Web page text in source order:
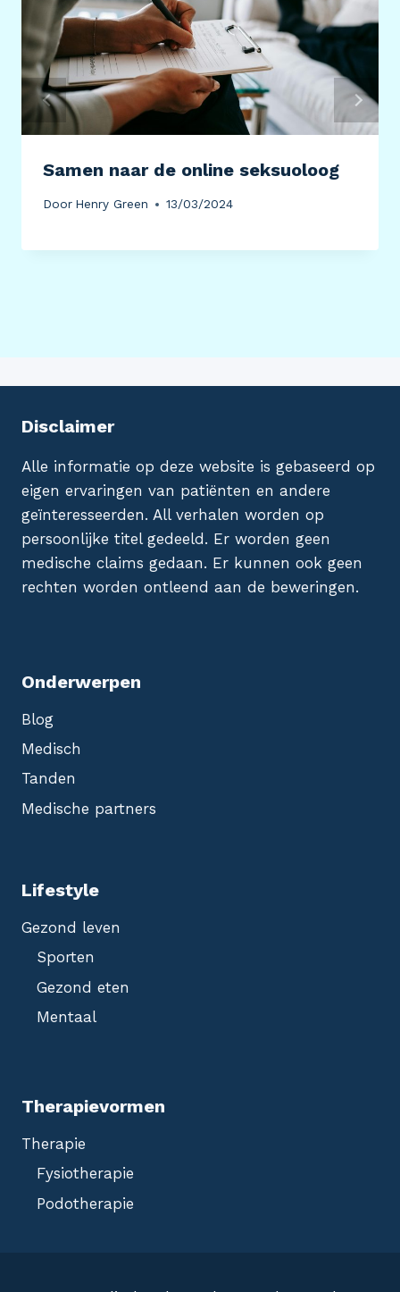
Samen naar de online seksuoloog
Door Henry Green 13/03/2024
Disclaimer
Alle informatie op deze website is gebaseerd op
eigen ervaringen van patiënten en andere
geïnteresseerden. All verhalen worden op
persoonlijke titel gedeeld. Er worden geen
medische claims gedaan. Er kunnen ook geen
rechten worden ontleend aan de beweringen.
Onderwerpen
Blog
Medisch
Tanden
Medische partners
Lifestyle
Gezond leven
Sporten
Gezond eten
Mentaal
Therapievormen
Therapie
Fysiotherapie
Podotherapie